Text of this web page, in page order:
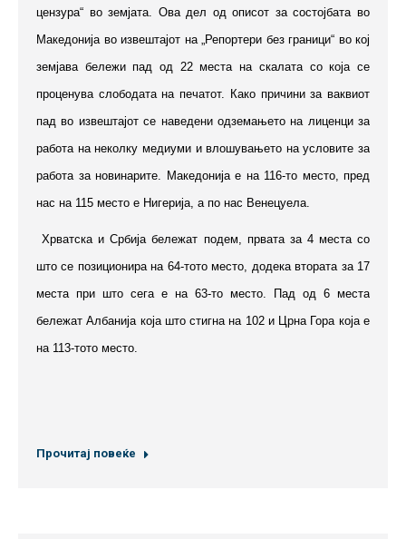
цензура“ во земјата. Ова дел од описот за состојбата во
Македонија во извештајот на „Репортери без граници“ во кој
земјава бележи пад од 22 места на скалата со која се
проценува слободата на печатот. Како причини за ваквиот
пад во извештајот се наведени одземањето на лиценци за
работа на неколку медиуми и влошувањето на условите за
работа за новинарите. Македонија е на 116-то место, пред
нас на 115 место е Нигерија, а по нас Венецуела.
Хрватска и Србија бележат подем, првата за 4 места со
што се позиционира на 64-тото место, додека втората за 17
места при што сега е на 63-то место. Пад од 6 места
бележат Албанија која што стигна на 102 и Црна Гора која е
на 113-тото место.
Прочитај повеќе